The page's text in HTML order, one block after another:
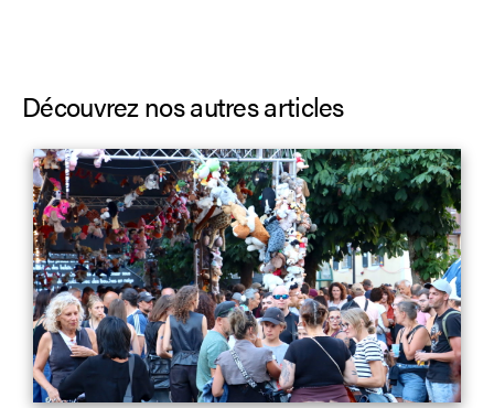
Découvrez nos autres articles